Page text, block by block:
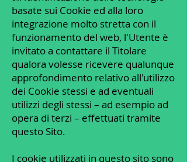
basate sui Cookie ed alla loro
integrazione molto stretta con il
funzionamento del web, l'Utente è
invitato a contattare il Titolare
qualora volesse ricevere qualunque
approfondimento relativo all'utilizzo
dei Cookie stessi e ad eventuali
utilizzi degli stessi – ad esempio ad
opera di terzi – effettuati tramite
questo Sito.
I cookie utilizzati in questo sito sono